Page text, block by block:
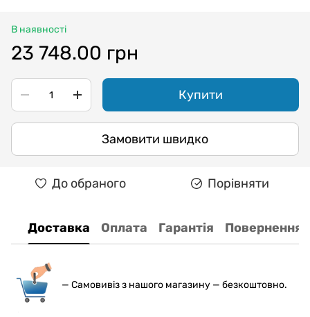
В наявності
23 748.00 грн
Купити
Замовити швидко
До обраного Порівняти
Доставка Оплата Гарантія Повернення
— Самовивіз з нашого магазину — безкоштовно.